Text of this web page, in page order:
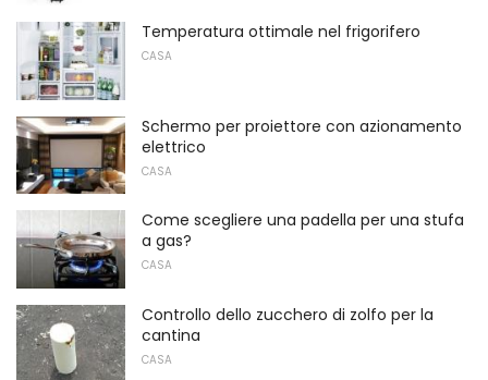
Temperatura ottimale nel frigorifero
CASA
Schermo per proiettore con azionamento
elettrico
CASA
Come scegliere una padella per una stufa
a gas?
CASA
Controllo dello zucchero di zolfo per la
cantina
CASA